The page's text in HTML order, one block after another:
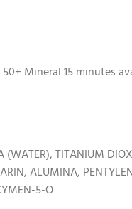
50+ Mineral 15 minutes
(WATER), TITANIUM
ALUMINA,
5-O